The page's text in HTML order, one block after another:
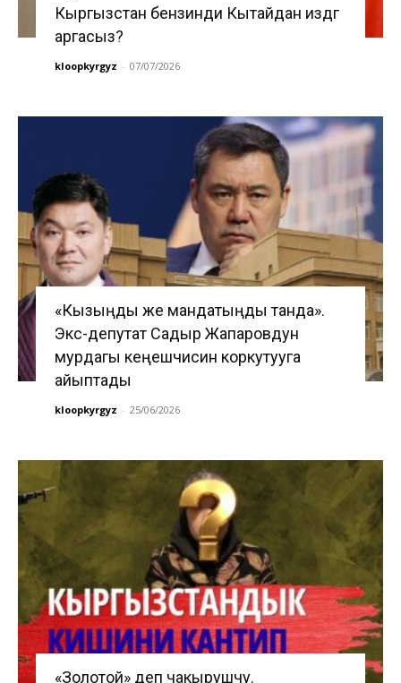
Кыргызстан бензинди Кытайдан издөөгө
аргасыз?
kloopkyrgyz - 07/07/2026
«Кызыңды же мандатыңды танда».
Экс-депутат Садыр Жапаровдун
мурдагы кеңешчисин коркутууга
айыптады
kloopkyrgyz - 25/06/2026
«Золотой» деп чакырушчу.